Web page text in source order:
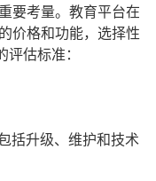
要考量。教育平台在
价格和功能，选择性
估标准：
括升级、维护和技术